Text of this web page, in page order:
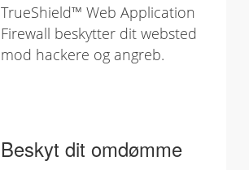
TrueShield™ Web Application
Firewall beskytter dit websted
mod hackere og angreb.
Beskyt dit omdømme